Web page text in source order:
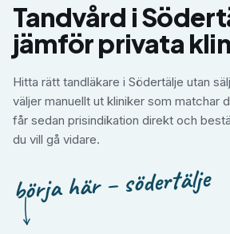
Tandvård i
jämför privata
Hitta rätt tandläkare i Södertälje utan
väljer manuellt ut kliniker som matchar
får sedan prisindikation direkt och
du vill gå vidare.
börja här – södertälje